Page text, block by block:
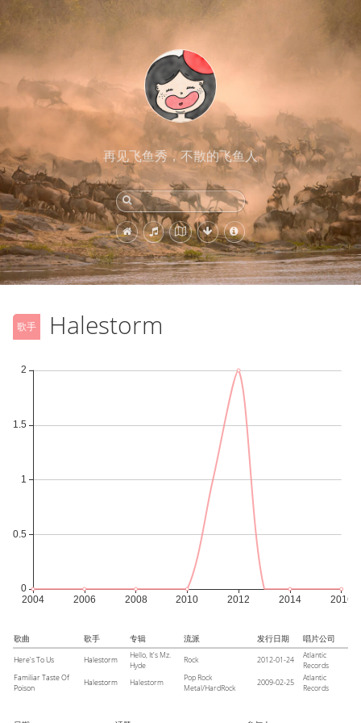
再见飞鱼秀，不散的飞鱼人
歌手 Halestorm
歌曲 歌手 专辑 流派 发行日期 唱片公司
Here's To Us Halestorm
Hello, It's Mz.
Hyde
Rock 2012-01-24
Atlantic
Records
Familiar Taste Of
Poison
Halestorm Halestorm
Pop Rock
Metal/HardRock
2009-02-25
Atlantic
Records